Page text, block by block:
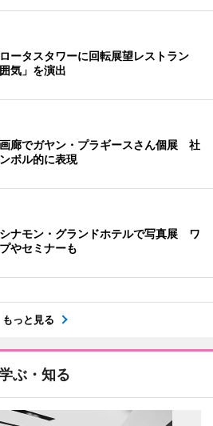
ータスタワーに回転展望レストラン
気」を演出
廊でガヤン・プラギースさん個展 社
ボル的に表現
ナモン・グランドホテルで写真展 ワ
やセミナーも
もっと見る
ぶ・知る